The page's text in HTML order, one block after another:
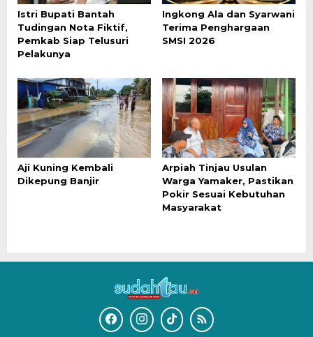
Istri Bupati Bantah
Tudingan Nota Fiktif,
Pemkab Siap Telusuri
Pelakunya
Ingkong Ala dan Syarwani
Terima Penghargaan
SMSI 2026
Aji Kuning Kembali
Dikepung Banjir
Arpiah Tinjau Usulan
Warga Yamaker, Pastikan
Pokir Sesuai Kebutuhan
Masyarakat